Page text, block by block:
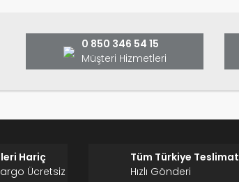
daha pahalı.
alternatifler olmalı.
0 850 346 54 15
Müşteri Hizmetleri
Hariç
Ücretsiz
Tüm Türkiye Teslimat
Hızlı Gönderi